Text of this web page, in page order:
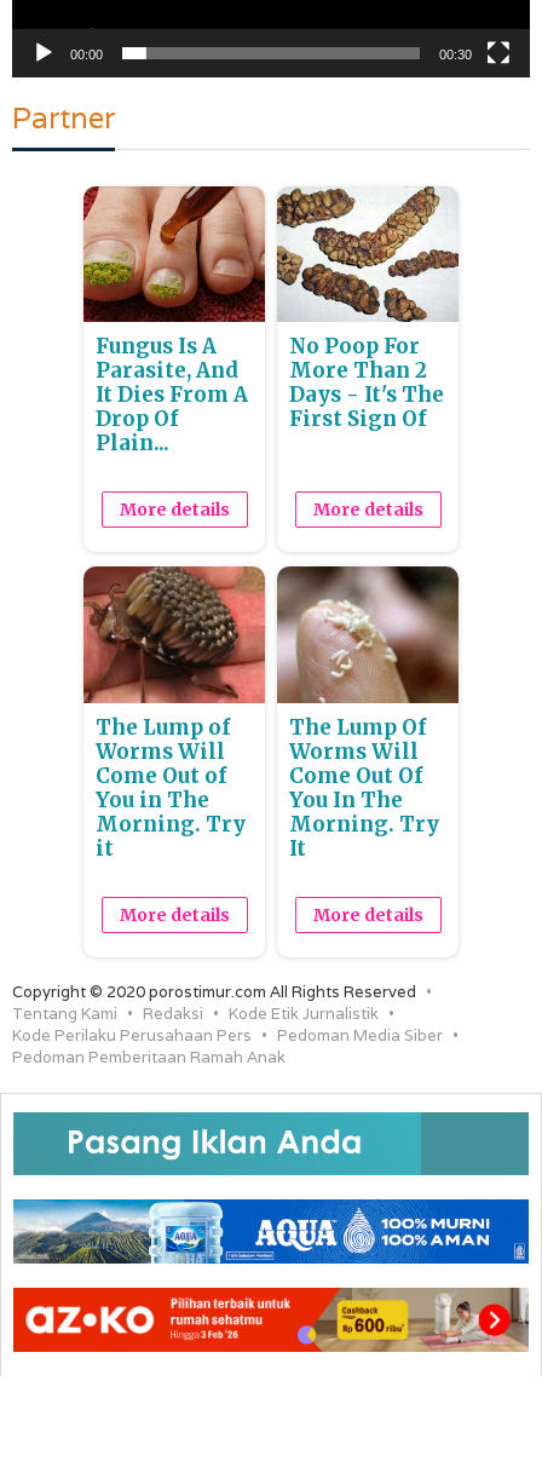
00:00 00:30
Partner
Fungus Is A
Parasite, And
It Dies From A
Drop Of
Plain...
More details
No Poop For
More Than 2
Days - It's The
First Sign Of
More details
The Lump of
Worms Will
Come Out of
You in The
Morning. Try
it
More details
The Lump Of
Worms Will
Come Out Of
You In The
Morning. Try
It
More details
Copyright © 2020 porostimur.com All Rights Reserved
Tentang Kami
Redaksi
Kode Etik Jurnalistik
Kode Perilaku Perusahaan Pers
Pedoman Media Siber
Pedoman Pemberitaan Ramah Anak